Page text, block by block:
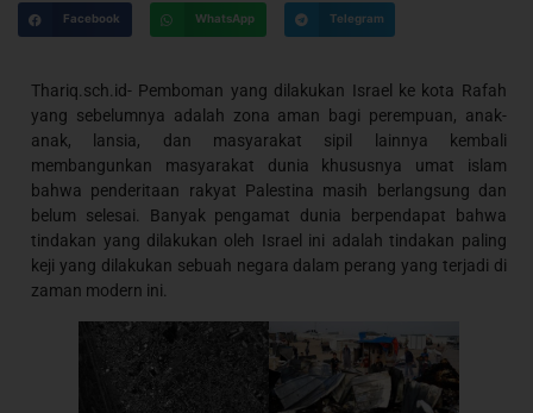
Facebook WhatsApp Telegram
Thariq.sch.id- Pemboman yang dilakukan Israel ke kota Rafah
yang sebelumnya adalah zona aman bagi perempuan, anak-
anak, lansia, dan masyarakat sipil lainnya kembali
membangunkan masyarakat dunia khususnya umat islam
bahwa penderitaan rakyat Palestina masih berlangsung dan
belum selesai. Banyak pengamat dunia berpendapat bahwa
tindakan yang dilakukan oleh Israel ini adalah tindakan paling
keji yang dilakukan sebuah negara dalam perang yang terjadi di
zaman modern ini.